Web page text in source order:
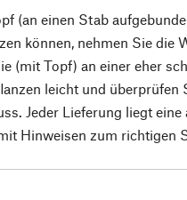
(an einen Stab
können, nehmen Sie die
(mit Topf) an einer eher
leicht und überprüfen
Jeder Lieferung liegt
Hinweisen zum richtigen